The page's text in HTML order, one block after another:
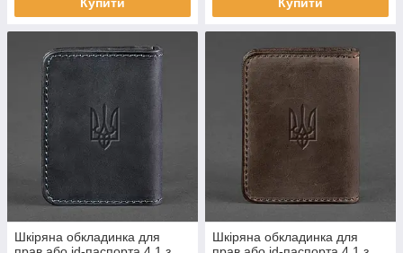
Шкіряна обкладинка для
Шкіряна обкладинка для